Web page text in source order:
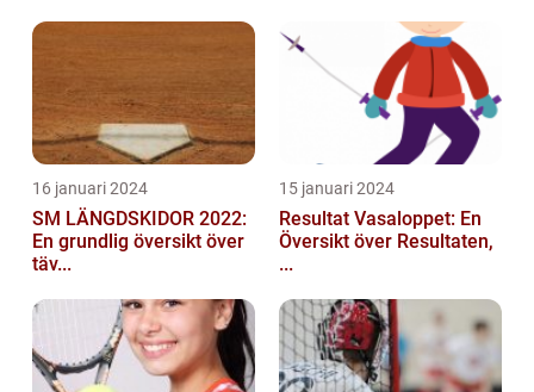
16 januari 2024
SM LÄNGDSKIDOR 2022:
En grundlig översikt över
täv...
15 januari 2024
Resultat Vasaloppet: En
Översikt över Resultaten,
...